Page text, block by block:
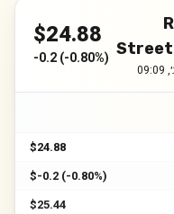
Street
$24.88
-0.2(-0.80%)
$24.88
$-0.2 (-0.80%)
$25.44